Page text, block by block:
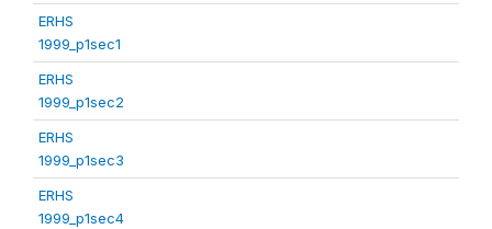
ERHS
1999_p1sec1
ERHS
1999_p1sec2
ERHS
1999_p1sec3
ERHS
1999_p1sec4